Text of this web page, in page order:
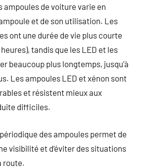
ampoules de voiture varie en
et de son utilisation. Les
ont une durée de vie plus courte
tandis que les LED et les
beaucoup plus longtemps, jusqu’à
Les ampoules LED et xénon sont
et résistent mieux aux
difficiles.
des ampoules permet de
visibilité et d’éviter des situations
route.